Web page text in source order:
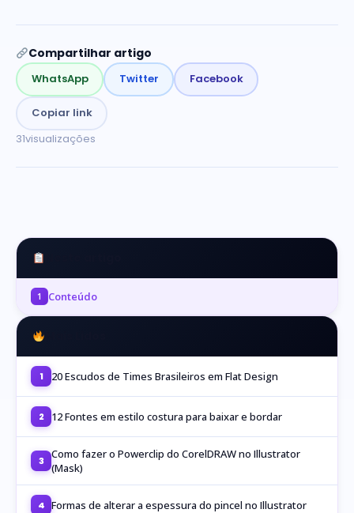
Compartilhar artigo
WhatsApp Twitter Facebook
Copiar link
31visualizações
1 Conteúdo
1 20 Escudos de Times Brasileiros em Flat Design
2 12 Fontes em estilo costura para baixar e bordar
3 Como fazer o Powerclip do CorelDRAW no Illustrator
(Mask)
4 Formas de alterar a espessura do pincel no Illustrator